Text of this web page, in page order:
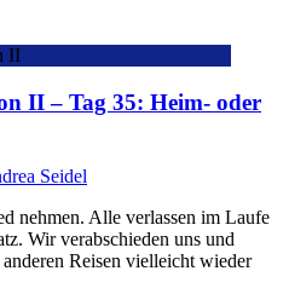
II
II – Tag 35: Heim- oder
Seidel
nehmen. Alle verlassen im Laufe
Wir verabschieden uns und
Reisen vielleicht wieder